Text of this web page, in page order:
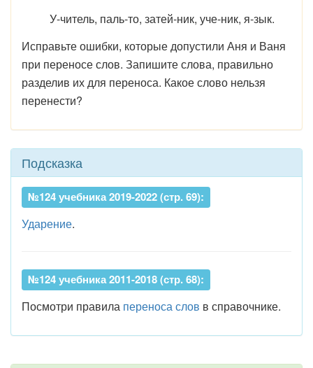
У-читель, паль-то, затей-ник, уче-ник, я-зык.
Исправьте ошибки, которые допустили Аня и Ваня
при переносе слов. Запишите слова, правильно
разделив их для переноса. Какое слово нельзя
перенести?
Подсказка
№124 учебника 2019-2022 (стр. 69):
Ударение.
№124 учебника 2011-2018 (стр. 68):
Посмотри правила переноса слов в справочнике.